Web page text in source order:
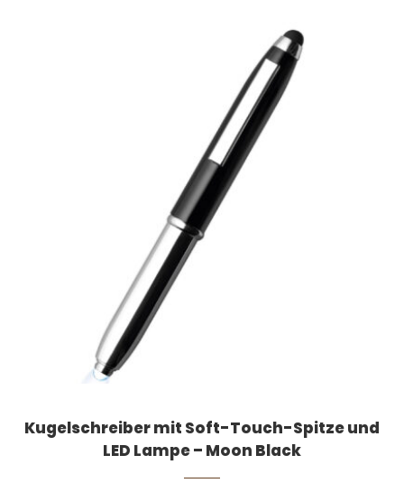
Kugelschreiber mit Soft-Touch-Spitze und
LED Lampe – Moon Black